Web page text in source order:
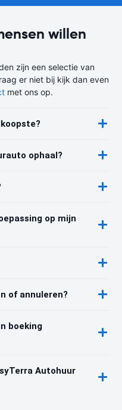
willen
zijn een selectie van
er niet bij kijk dan even
met ons op.
ophaal?
op mijn
of annuleren?
boeking
Autohuur